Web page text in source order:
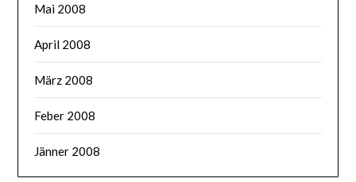
Mai 2008
April 2008
März 2008
Feber 2008
Jänner 2008